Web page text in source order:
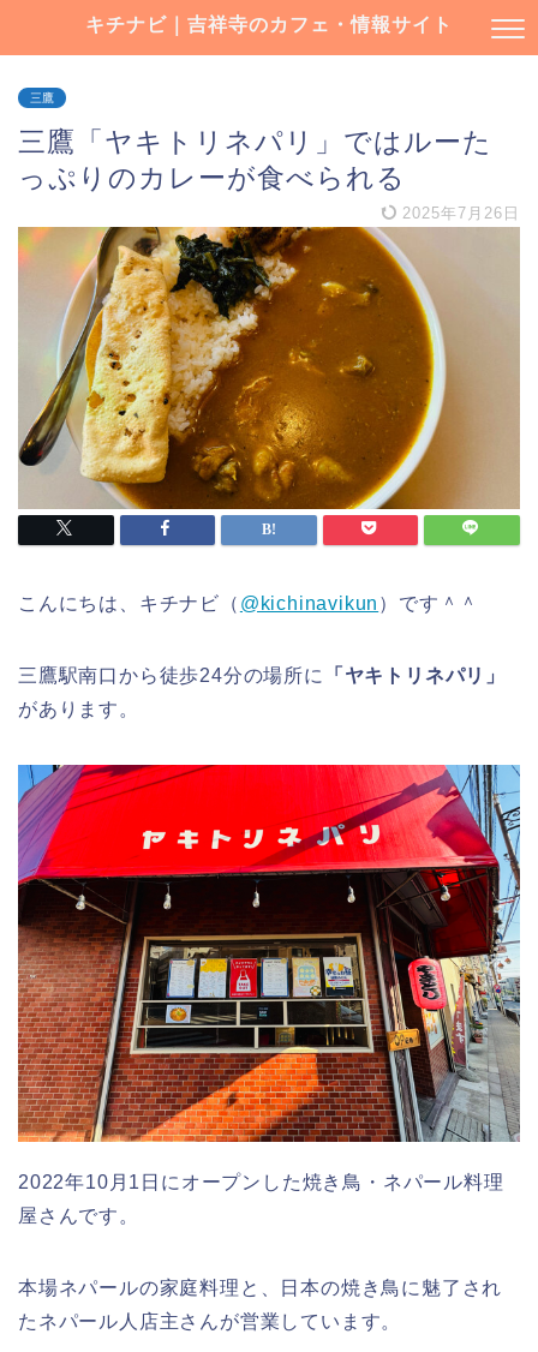
キチナビ｜吉祥寺のカフェ・情報サイト
三鷹
三鷹「ヤキトリネパリ」ではルーた
っぷりのカレーが食べられる
2025年7月26日
こんにちは、キチナビ（ @kichinavikun ）です＾＾
三鷹駅南口から徒歩24分の場所に
「ヤキトリネパリ」
があります。
2022年10月1日にオープンした焼き鳥・ネパール料理
屋さんです。
本場ネパールの家庭料理と、日本の焼き鳥に魅了され
たネパール人店主さんが営業しています。